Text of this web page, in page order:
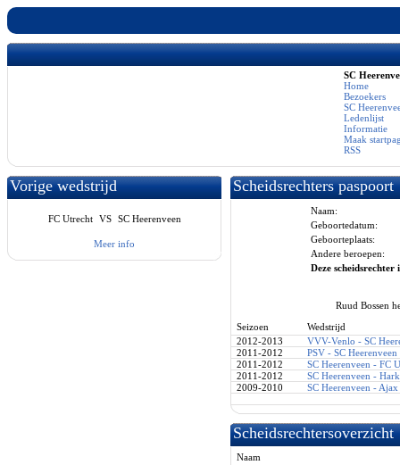
SC
Home
Bezoekers
SC
Ledenlijst
Informatie
Maak
RSS
Vorige wedstrijd
FC Utrecht VS SC Heerenveen
Meer info
Scheidsrechters paspoort
Naam:
Geboortedatum:
Geboorteplaats:
Andere beroepen:
Deze
Ruud Bossen
Seizoen
Wedstrijd
2012-2013
VVV-Venlo - SC
2011-2012
PSV - SC Heerenveen
2011-2012
SC Heerenveen - FC
2011-2012
SC Heerenveen -
2009-2010
SC Heerenveen - Ajax
Scheidsrechtersoverzicht
Naam